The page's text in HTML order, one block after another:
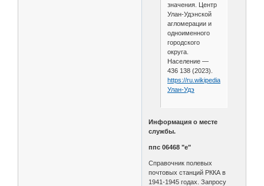
значения. Центр
Улан-Удэнской
агломерации и
одноименного
городского
округа.
Население —
436 138 (2023).
https://ru.wikipedia.org/wiki/
Улан-Удэ
Информация о месте
службы.
ппс 06468 "е"
Справочник полевых
почтовых станций РККА в
1941-1945 годах. Запросу